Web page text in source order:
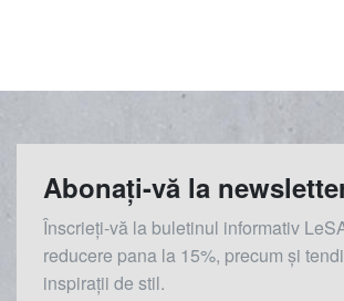
Abonați-vă la
Înscrieți-vă la buletinul informativ
reducere pana la 15%, precum și
inspirații de stil.